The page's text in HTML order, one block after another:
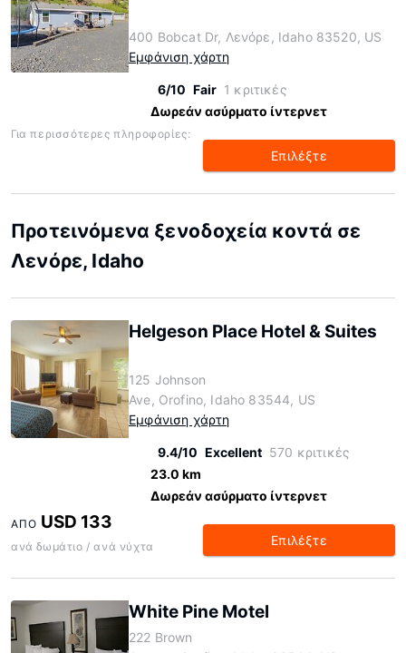
400 Bobcat Dr, Λενόρε, Idaho 83520, US
Εμφάνιση χάρτη
6/10 Fair 1 κριτικές
Δωρεάν ασύρματο ίντερνετ
Για περισσότερες πληροφορίες:
Επιλέξτε
Προτεινόμενα ξενοδοχεία κοντά σε
Λενόρε, Idaho
Helgeson Place Hotel & Suites
125 Johnson
Ave, Orofino, Idaho 83544, US
Εμφάνιση χάρτη
9.4/10 Excellent 570 κριτικές
23.0 km
Δωρεάν ασύρματο ίντερνετ
ΑΠΌ USD 133
ανά δωμάτιο / ανά νύχτα Επιλέξτε
White Pine Motel
222 Brown